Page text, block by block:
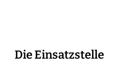
Die Einsatzstelle